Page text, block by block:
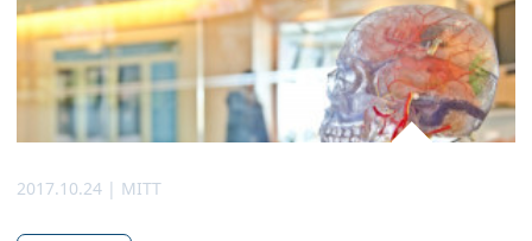
2017.10.24 | MITT